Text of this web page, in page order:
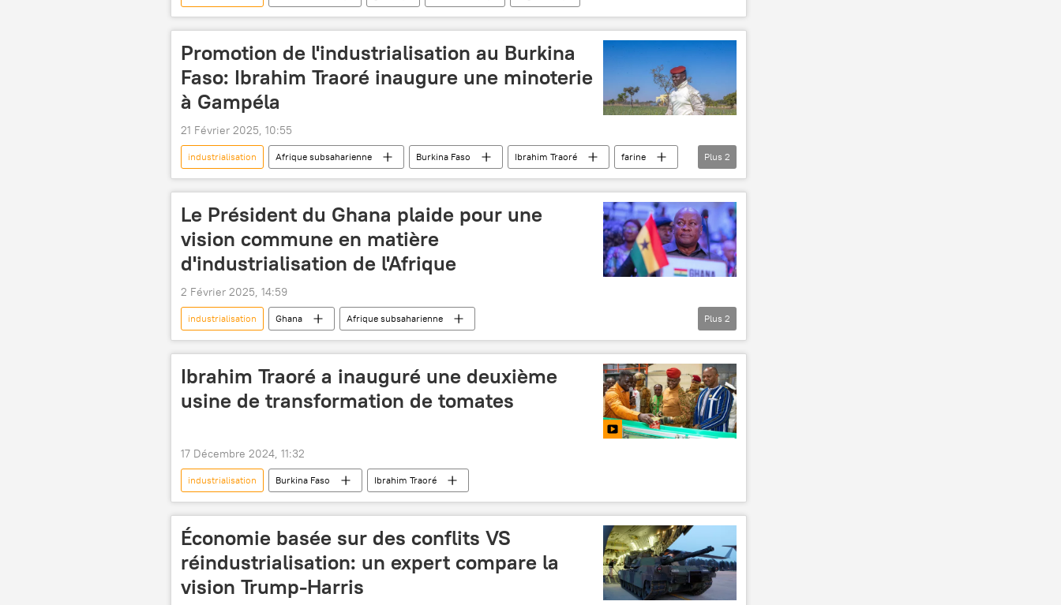
Promotion de l'industrialisation au Burkina
Faso: Ibrahim Traoré inaugure une minoterie
à Gampéla
21 Février 2025, 10:55
industrialisation Afrique subsaharienne Burkina Faso Ibrahim Traoré
farine
blé
inauguration
Plus 2
Le Président du Ghana plaide pour une
vision commune en matière
d'industrialisation de l'Afrique
2 Février 2025, 14:59
industrialisation Ghana
Afrique subsaharienne
zone de libre-échange continentale africaine (ZLECAf)
John Dramani Mahama
Plus 2
Ibrahim Traoré a inauguré une deuxième
usine de transformation de tomates
17 Décembre 2024, 11:32
industrialisation Burkina Faso Ibrahim Traoré
Économie basée sur des conflits VS
réindustrialisation: un expert compare la
vision Trump-Harris